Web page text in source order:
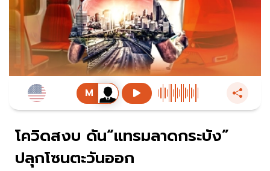
โควิดสงบ ดัน“แทรมลาดกระบัง”
ปลุกโซนตะวันออก